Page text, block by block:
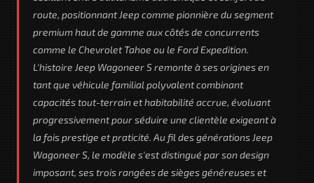
route, positionnant Jeep comme pionnière du segment
premium haut de gamme aux côtés de concurrents
comme le Chevrolet Tahoe ou le Ford Expedition.
L'histoire Jeep Wagoneer S remonte à ses origines en
tant que véhicule familial polyvalent combinant
capacités tout-terrain et habitabilité accrue, évoluant
progressivement pour séduire une clientèle exigeant à
la fois prestige et praticité. Au fil des générations Jeep
Wagoneer S, le modèle s'est distingué par son design
imposant, ses trois rangées de sièges généreuses et